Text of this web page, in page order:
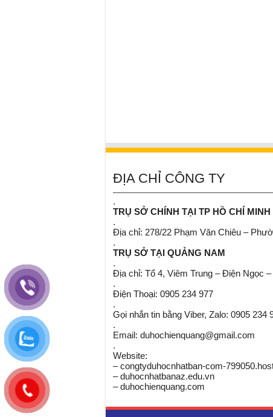
ĐỊA CHỈ CÔNG TY
.
TRỤ SỞ CHÍNH TẠI TP HỒ CHÍ MINH
.
Địa chỉ: 278/22 Phạm Văn Chiêu –
.
TRỤ SỞ TẠI QUẢNG NAM
.
Địa chỉ: Tổ 4, Viêm Trung – Điện Ngọc
.
Điện Thoại: 0905 234 977
.
Gọi nhắn tin bằng Viber, Zalo: 0905 234
.
Email: duhochienquang@gmail.com
.
Website:
– congtyduhocnhatban-com-
– duhocnhatbanaz.edu.vn
– duhochienquang.com